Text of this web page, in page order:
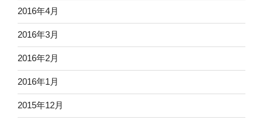
2016年4月
2016年3月
2016年2月
2016年1月
2015年12月